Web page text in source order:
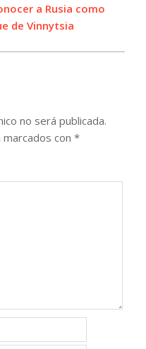
a Rusia como
de Vinnytsia
no será publicada.
con *